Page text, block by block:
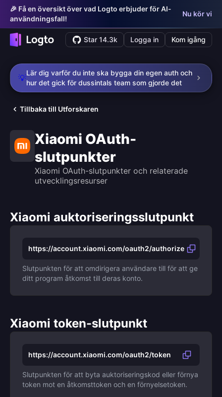
🎉 Få en översikt över vad Logto erbjuder för AI-
användningsfall!
Nu kör vi
Star 14.3k Logga in Kom igång
💡
Lär dig varför du inte ska bygga din egen auth och
hur det gick för dussintals team som gjorde det
Tillbaka till Utforskaren
Xiaomi OAuth-
slutpunkter
Xiaomi OAuth-slutpunkter och relaterade
utvecklingsresurser
Xiaomi auktoriseringsslutpunkt
https://account.xiaomi.com/oauth2/authorize
Slutpunkten för att omdirigera användare till för att ge
ditt program åtkomst till deras konto.
Xiaomi token-slutpunkt
https://account.xiaomi.com/oauth2/token
Slutpunkten för att byta auktoriseringskod eller förnya
token mot en åtkomsttoken och en förnyelsetoken.